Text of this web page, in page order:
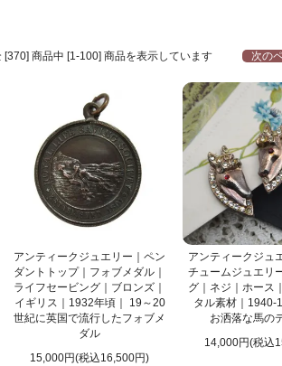
[370] 商品中 [1-100] 商品を表示しています 次の
アンティークジュエリー｜ペン
ダントトップ｜フォブメダル｜
ライフセービング｜ブロンズ｜
イギリス｜1932年頃｜ 19～20
世紀に英国で流行したフォブメ
ダル
15,000円(税込16,500円)
アンティークジュ
チュームジュエリ
グ｜ネジ｜ホース
タル素材｜1940-
お洒落な馬の
14,000円(税込